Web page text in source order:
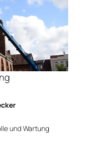
und Wartung